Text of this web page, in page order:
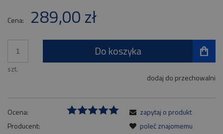
Cena: 289,00 zł
szt.
Do koszyka
dodaj do przechowalni
Ocena:
Producent:
zapytaj o produkt
poleć znajomemu